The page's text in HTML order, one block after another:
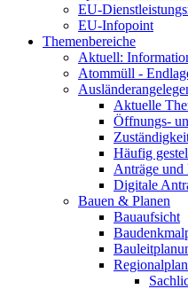
EU-
EU-Infopoint
Themenbereiche
Aktuell:
Atommüll -
Aktuelle
Öffnungs-
Häufig
Anträge und
Digitale
Bauen & Planen
Bauaufsicht